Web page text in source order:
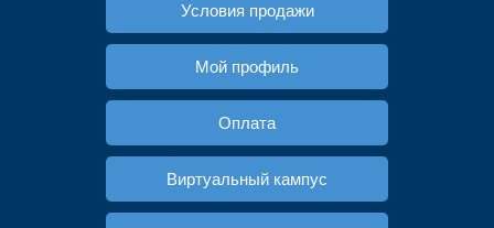
Условия продажи
Мой профиль
Оплата
Виртуальный кампус